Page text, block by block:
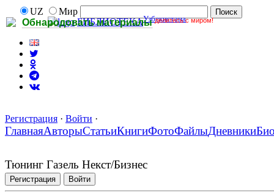
Обнародовать материалы делитесь с миром!
UZ
Мир
БИБЛИОТЕКАУзбекистана
Регистрация · Войти ·
ГлавнаяАвторыСтатьиКнигиФотоФайлыДневники
Тюнинг Газель Некст/Бизнес
Регистрация Войти